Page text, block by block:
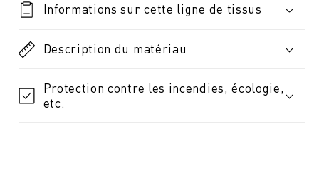
Informations sur cette ligne de tissus
Description du matériau
Protection contre les incendies, écologie,
etc.